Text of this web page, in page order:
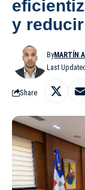
y
Last
ByMARTÍN
Share